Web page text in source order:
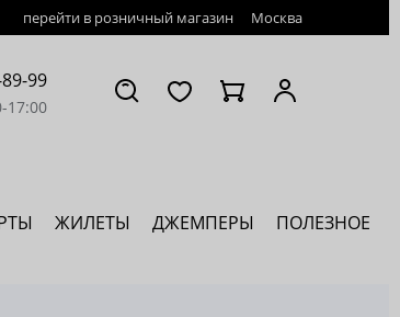
перейти в розничный магазин Москва
99
17:00
ЖИЛЕТЫ ДЖЕМПЕРЫ ПОЛЕЗНОЕ